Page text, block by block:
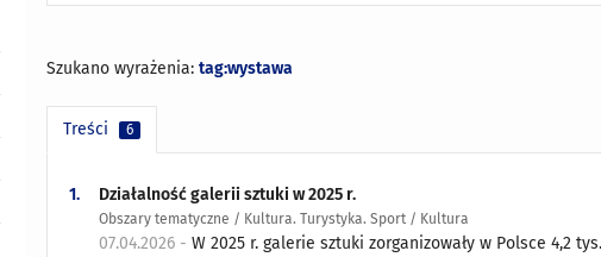
Szukano wyrażenia:tag:wystawa
Treści 6
1. Działalność galerii sztuki w 2025 r.
Obszary tematyczne / Kultura. Turystyka. Sport / Kultura
07.04.2026 -W 2025 r. galerie sztuki zorganizowały w Polsce 4,2